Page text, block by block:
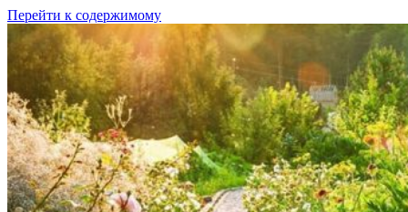
Перейти к содержимому